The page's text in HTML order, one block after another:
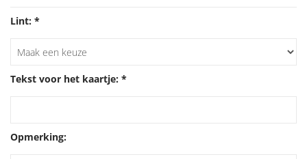
Lint: *
Tekst voor het kaartje: *
Opmerking: